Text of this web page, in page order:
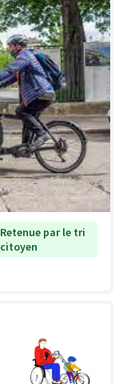
Retenue par le tri
citoyen